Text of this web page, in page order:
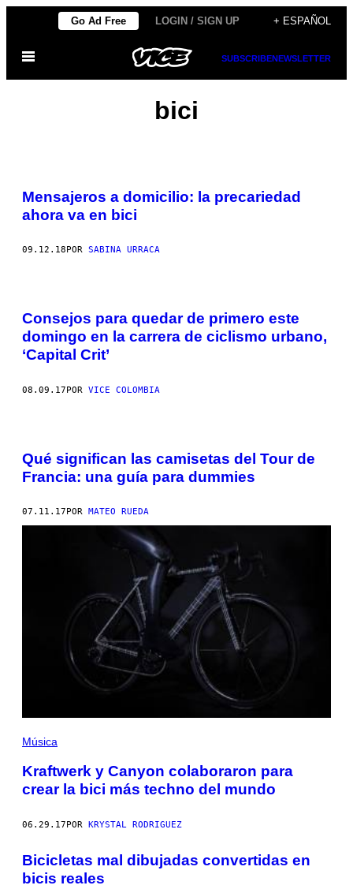
contenido
Go Ad Free LOGIN / SIGN UP + ESPAÑOL
Abrir
SUBSCRIBENEWSLETTER
bici
Mensajeros a domicilio: la precariedad
ahora va en bici
09.12.18 POR SABINA URRACA
Consejos para quedar de primero este
domingo en la carrera de ciclismo urbano,
‘Capital Crit’
08.09.17POR VICE COLOMBIA
Qué significan las camisetas del Tour de
Francia: una guía para dummies
07.11.17 POR MATEO RUEDA
Música
Kraftwerk y Canyon colaboraron para
crear la bici más techno del mundo
06.29.17POR KRYSTAL RODRIGUEZ
Bicicletas mal dibujadas convertidas en
bicis reales